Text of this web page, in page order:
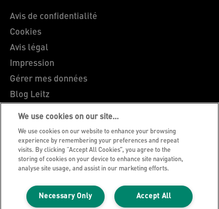
Avis de confidentialité
Cookies
Avis légal
Impression
Gérer mes données
Blog Leitz
Carrières
Leitz EasyPrint
Support client
Guide du recyclage des emballages
Conditions de garantie
Déclarations de conformité
Plan du site
We use cookies on our site…
We use cookies on our website to enhance your browsing
experience by remembering your preferences and repeat
visits. By clicking “Accept All Cookies”, you agree to the
storing of cookies on your device to enhance site navigation,
analyse site usage, and assist in our marketing efforts.
Accept All
Necessary Only